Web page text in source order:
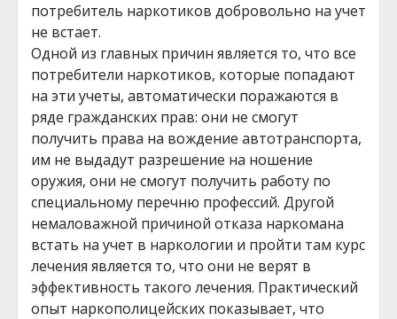
потребитель наркотиков добровольно на учет
не встает.
Одной из главных причин является то, что все
потребители наркотиков, которые попадают
на эти учеты, автоматически поражаются в
ряде гражданских прав: они не смогут
получить права на вождение автотранспорта,
им не выдадут разрешение на ношение
оружия, они не смогут получить работу по
специальному перечню профессий. Другой
немаловажной причиной отказа наркомана
встать на учет в наркологии и пройти там курс
лечения является то, что они не верят в
эффективность такого лечения. Практический
опыт наркополицейских показывает, что